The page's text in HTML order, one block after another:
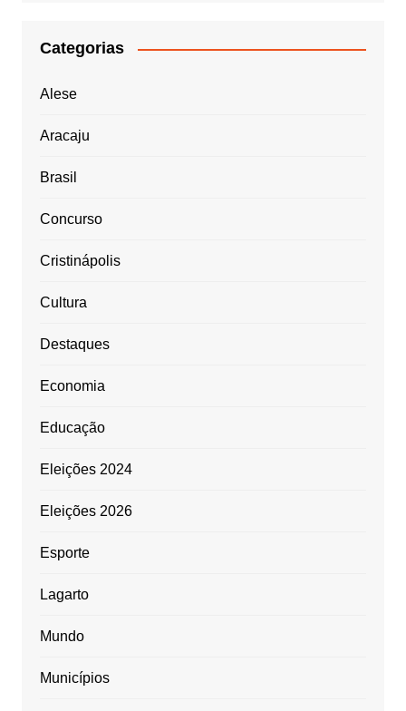
Categorias
Alese
Aracaju
Brasil
Concurso
Cristinápolis
Cultura
Destaques
Economia
Educação
Eleições 2024
Eleições 2026
Esporte
Lagarto
Mundo
Municípios